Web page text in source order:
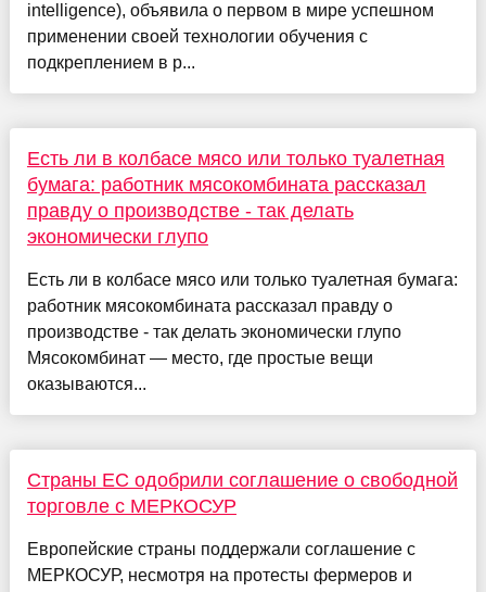
intelligence), объявила о первом в мире успешном
применении своей технологии обучения с
подкреплением в р...
Есть ли в колбасе мясо или только туалетная
бумага: работник мясокомбината рассказал
правду о производстве - так делать
экономически глупо
Есть ли в колбасе мясо или только туалетная бумага:
работник мясокомбината рассказал правду о
производстве - так делать экономически глупо
Мясокомбинат — место, где простые вещи
оказываются...
Страны ЕС одобрили соглашение о свободной
торговле с МЕРКОСУР
Европейские страны поддержали соглашение с
МЕРКОСУР, несмотря на протесты фермеров и